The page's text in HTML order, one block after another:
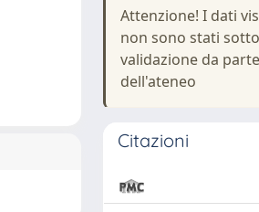
Attenzione! I dati
non sono stati
validazione da parte
dell'ateneo
Citazioni